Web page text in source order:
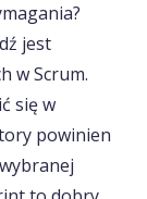
jest
w Scrum.
się w
powinien